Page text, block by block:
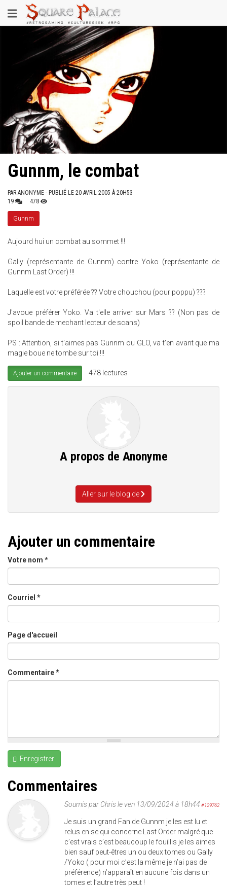
au
contenu
Toggle
navigation
Gunnm, le combat
PAR ANONYME - PUBLIÉ LE 20 AVRIL 2005 À 20H53
19
478
Gunnm
Aujourd hui un combat au sommet !!!
Gally (représentante de Gunnm) contre Yoko (représentante de
Gunnm Last Order) !!!
Laquelle est votre préférée ?? Votre chouchou (pour poppu) ???
J'avoue préférer Yoko. Va t'elle arriver sur Mars ?? (Non pas de
spoil bande de mechant lecteur de scans)
PS : Attention, si t'aimes pas Gunnm ou GLO, va t'en avant que ma
magie boue ne tombe sur toi !!!
Ajouter un commentaire 478 lectures
A propos de Anonyme
Aller sur le blog de
Ajouter un commentaire
Votre nom *
Courriel *
Page d'accueil
Commentaire*
Enregistrer
Commentaires
Soumis par Chrisle ven 13/09/2024 à 18h44 #129762
Je suis un grand Fan de Gunnm je les est lu et
relus en se qui concerne Last Order malgré que
c’est vrais c’est beaucoup le fouillis je les aimes
bien sauf peut-êtres un ou deux tomes ou Gally
/Yoko ( pour moi c’est la même je n’ai pas de
préférence) n’apparaît en aucune fois dans un
tomes et l’autre très peut !